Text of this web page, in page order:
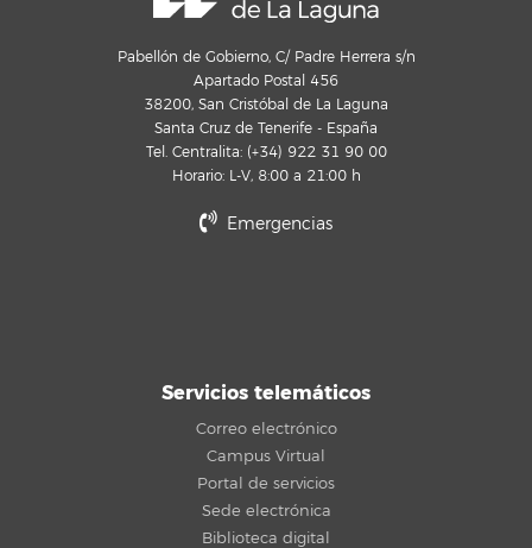
Pabellón de Gobierno, C/ Padre Herrera s/n
Apartado Postal 456
38200, San Cristóbal de La Laguna
Santa Cruz de Tenerife - España
Tel. Centralita: (+34) 922 31 90 00
Horario: L-V, 8:00 a 21:00 h
Emergencias
Servicios telemáticos
Correo electrónico
Campus Virtual
Portal de servicios
Sede electrónica
Biblioteca digital